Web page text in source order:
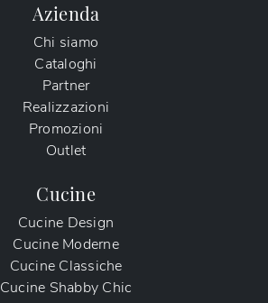
Azienda
Chi siamo
Cataloghi
Partner
Realizzazioni
Promozioni
Outlet
Cucine
Cucine Design
Cucine Moderne
Cucine Classiche
Cucine Shabby Chic